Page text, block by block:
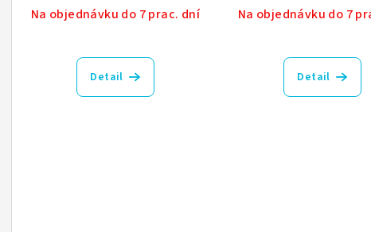
Na objednávku do 7 prac. dní
Detail
Na objednávku do 7
Detail